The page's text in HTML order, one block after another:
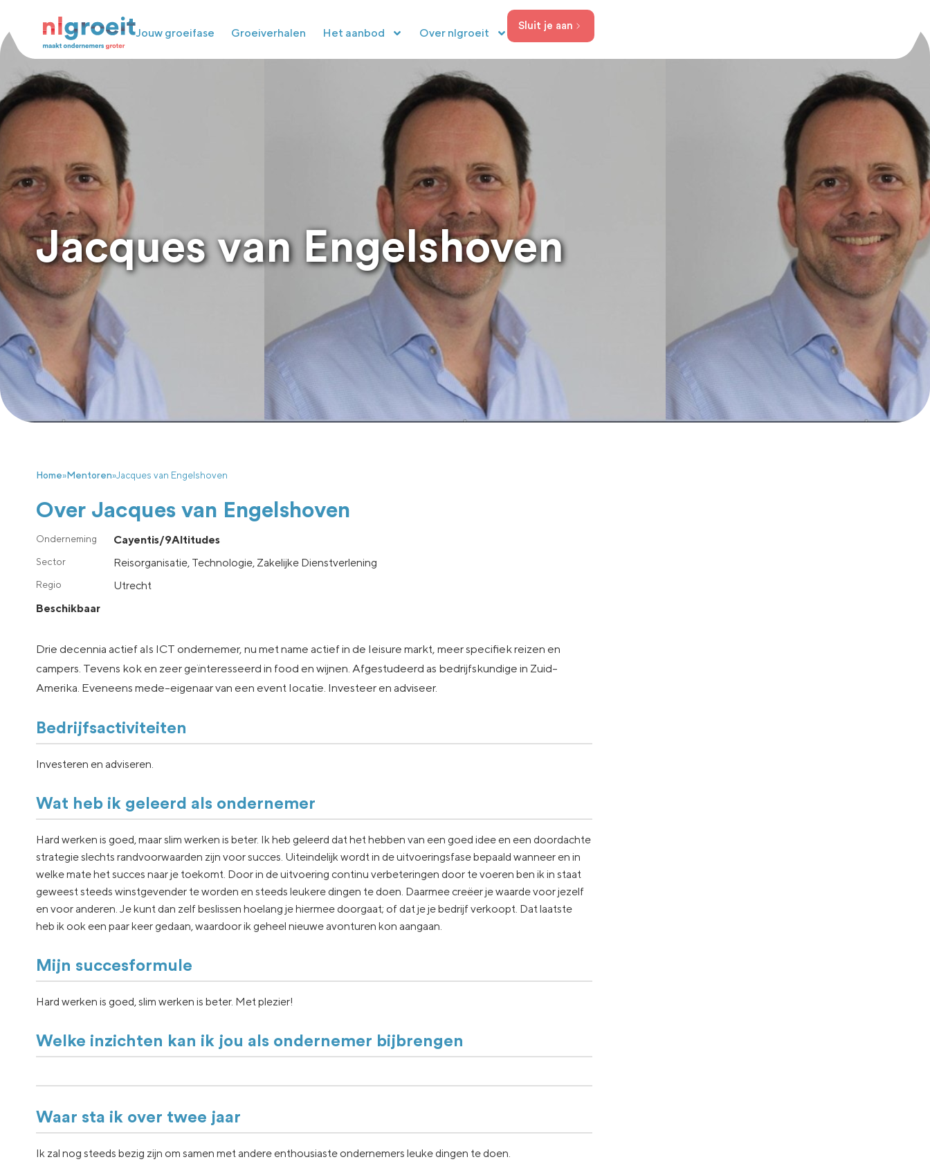
Jouw groeifase Groeiverhalen Het aanbod Over nlgroeit
Sluit je aan
Jacques van Engelshoven
Home»Mentoren»Jacques van Engelshoven
Over Jacques van Engelshoven
Cayentis/9Altitudes
Reisorganisatie, Technologie, Zakelijke Dienstverlening
utrecht
Beschikbaar
Drie decennia actief als ICT ondernemer, nu met name actief in de leisure markt, meer specifiek reizen en
campers. Tevens kok en zeer geïnteresseerd in food en wijnen. Afgestudeerd as bedrijfskundige in Zuid-
Amerika. Eveneens mede-eigenaar van een event locatie. Investeer en adviseer.
Bedrijfsactiviteiten
Investeren en adviseren.
Wat heb ik geleerd als ondernemer
Hard werken is goed, maar slim werken is beter. Ik heb geleerd dat het hebben van een goed idee en een doordachte
strategie slechts randvoorwaarden zijn voor succes. Uiteindelijk wordt in de uitvoeringsfase bepaald wanneer en in
welke mate het succes naar je toekomt. Door in de uitvoering continu verbeteringen door te voeren ben ik in staat
geweest steeds winstgevender te worden en steeds leukere dingen te doen. Daarmee creëer je waarde voor jezelf
en voor anderen. Je kunt dan zelf beslissen hoelang je hiermee doorgaat; of dat je je bedrijf verkoopt. Dat laatste
heb ik ook een paar keer gedaan, waardoor ik geheel nieuwe avonturen kon aangaan.
Mijn succesformule
Hard werken is goed, slim werken is beter. Met plezier!
Welke inzichten kan ik jou als ondernemer bijbrengen
Waar sta ik over twee jaar
Ik zal nog steeds bezig zijn om samen met andere enthousiaste ondernemers leuke dingen te doen.